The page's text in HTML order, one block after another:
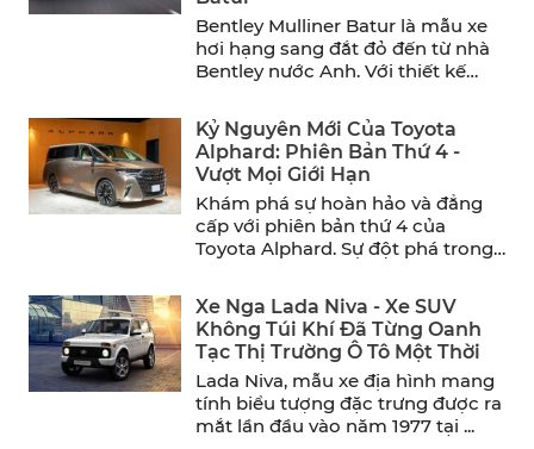
Bentley Mulliner Batur là mẫu xe
hơi hạng sang đắt đỏ đến từ nhà
Bentley nước Anh. Với thiết kế
Kỷ Nguyên Mới Của Toyota
Alphard: Phiên Bản Thứ 4 -
Vượt Mọi Giới Hạn
Khám phá sự hoàn hảo và đẳng
cấp với phiên bản thứ 4 của
Toyota Alphard. Sự đột phá trong
Xe Nga Lada Niva - Xe SUV
Không Túi Khí Đã Từng Oanh
Tạc Thị Trường Ô Tô Một Thời
Lada Niva, mẫu xe địa hình mang
tính biểu tượng đặc trưng được ra
mắt lần đầu vào năm 1977 tại ...